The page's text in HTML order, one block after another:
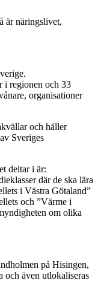
är näringslivet,
i regionen och 33
organisationer
och håller
Sveriges
deltar i är:
där de ska lära
i Västra Götaland”
och ”Värme i
om olika
på Hisingen,
och även utlokaliseras